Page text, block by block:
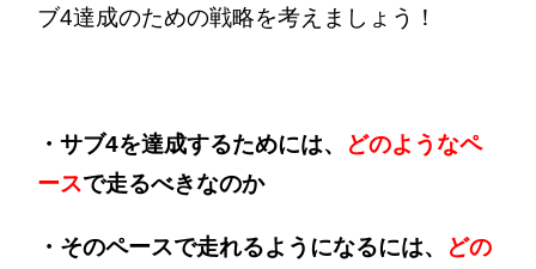
ブ4達成のための戦略を考えましょう！
・サブ4を達成するためには、
どのようなペ
ースで走るべきなのか
・そのペースで走れるようになるには、
どの